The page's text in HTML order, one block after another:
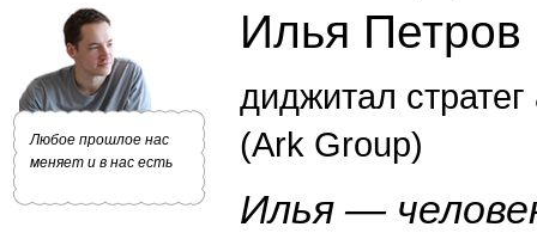
Любое прошлое нас
меняет и в нас есть
Илья Петров
диджитал стратег
(Ark Group)
Илья —